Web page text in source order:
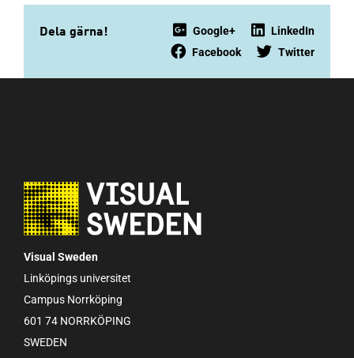
Dela gärna! LinkedIn
Google+
Twitter
Facebook
Visual Sweden
Linköpings universitet
Campus Norrköping
601 74 NORRKÖPING
SWEDEN